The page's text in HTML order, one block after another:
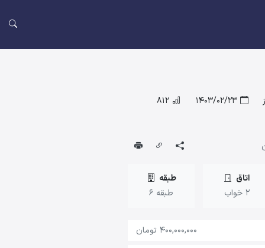
1403/02/23
812
اتاق
2 خواب
طبقه
طبقه 6
400,000,000 تومان